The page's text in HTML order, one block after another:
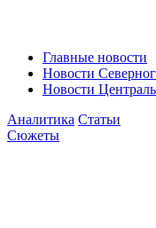
Главные новости
Новости
Новости
Аналитика Статьи
Сюжеты